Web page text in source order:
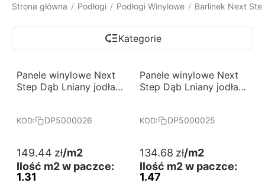
Strona główna / Podłogi / Podłogi Winylowe / Barlinek Next
Kategorie
-25%
Darmowa dostawa
od 60 m2
Panele winylowe Next
Step Dąb Lniany jodła
KOD: DP5000026
149.44 zł/m2
Ilość m2 w paczce:
1.31
-25%
Darmowa dostawa
od 60 m2
Panele winylowe Next
Step Dąb Lniany jodła
KOD: DP5000025
134.68 zł/m2
Ilość m2 w paczce:
1.47